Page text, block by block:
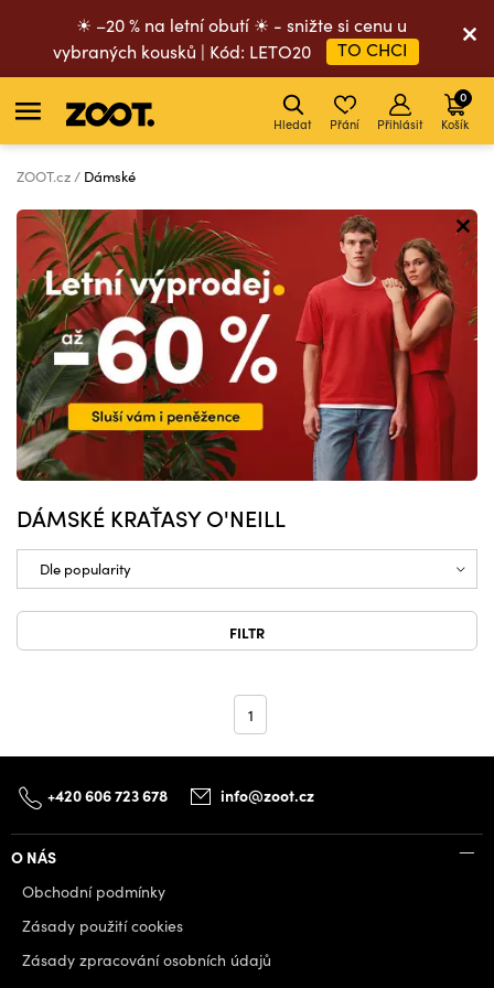
☀ –20 % na letní obutí ☀ - snižte si cenu u
vybraných kousků | Kód: LETO20
TO CHCI
Hledat Přání Přihlásit Košík
0
ZOOT.cz Dámské
DÁMSKÉ KRAŤASY O'NEILL
FILTR
1
+420 606 723 678 info@zoot.cz
O NÁS
Obchodní podmínky
Zásady použití cookies
Zásady zpracování osobních údajů